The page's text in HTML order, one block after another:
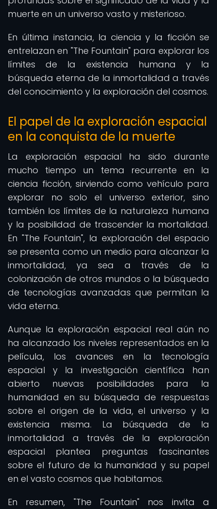
muerte en un universo vasto y misterioso.
En última instancia, la ciencia y la ficción se
entrelazan en "The Fountain" para explorar los
límites de la existencia humana y la
búsqueda eterna de la inmortalidad a través
del conocimiento y la exploración del cosmos.
El papel de la exploración espacial
en la conquista de la muerte
La exploración espacial ha sido durante
mucho tiempo un tema recurrente en la
ciencia ficción, sirviendo como vehículo para
explorar no solo el universo exterior, sino
también los límites de la naturaleza humana
y la posibilidad de trascender la mortalidad.
En "The Fountain", la exploración del espacio
se presenta como un medio para alcanzar la
inmortalidad, ya sea a través de la
colonización de otros mundos o la búsqueda
de tecnologías avanzadas que permitan la
vida eterna.
Aunque la exploración espacial real aún no
ha alcanzado los niveles representados en la
película, los avances en la tecnología
espacial y la investigación científica han
abierto nuevas posibilidades para la
humanidad en su búsqueda de respuestas
sobre el origen de la vida, el universo y la
existencia misma. La búsqueda de la
inmortalidad a través de la exploración
espacial plantea preguntas fascinantes
sobre el futuro de la humanidad y su papel
en el vasto cosmos que habitamos.
En resumen, "The Fountain" nos invita a